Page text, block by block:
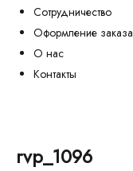
Сотрудничество
Оформление заказа
О нас
Контакты
rvp_1096